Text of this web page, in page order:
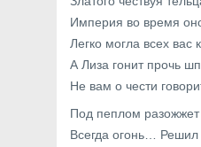
Империя во время
Легко могла всех вас
А Лиза гонит прочь
Не вам о чести
Под пеплом разожжет
Всегда огонь… Решил